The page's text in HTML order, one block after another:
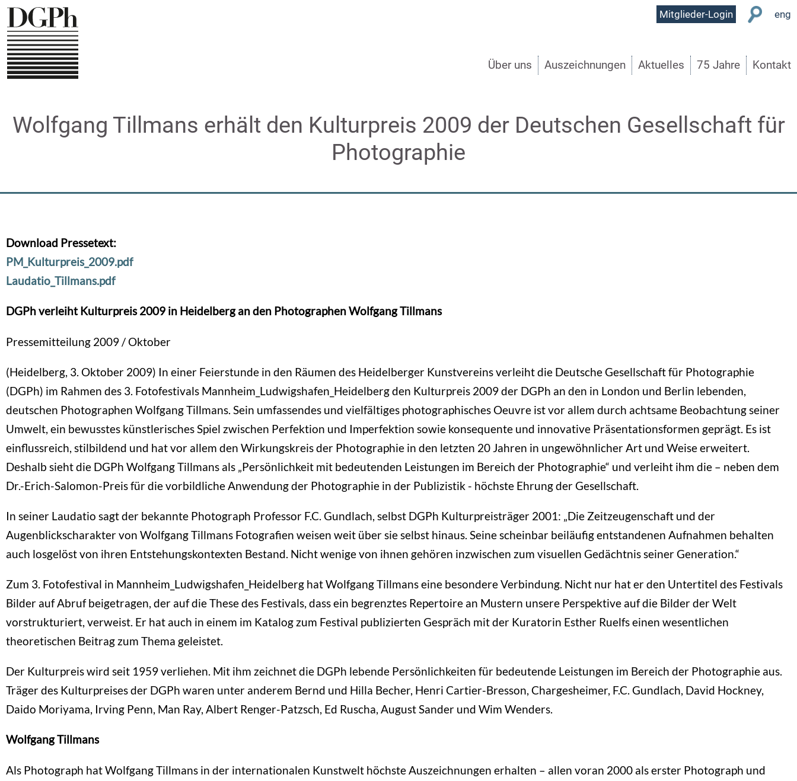
Direkt
zum
Inhalt
User
Mitglieder-Login eng
Über uns Auszeichnungen Aktuelles 75 Jahre Kontakt
Wolfgang Tillmans erhält den Kulturpreis 2009 der Deutschen Gesellschaft für
Photographie
Download Pressetext:
PM_Kulturpreis_2009.pdf
Laudatio_Tillmans.pdf
DGPh verleiht Kulturpreis 2009 in Heidelberg an den Photographen Wolfgang Tillmans
Pressemitteilung 2009 / Oktober
(Heidelberg, 3. Oktober 2009) In einer Feierstunde in den Räumen des Heidelberger Kunstvereins verleiht die Deutsche Gesellschaft für Photographie
(DGPh) im Rahmen des 3. Fotofestivals Mannheim_Ludwigshafen_Heidelberg den Kulturpreis 2009 der DGPh an den in London und Berlin lebenden,
deutschen Photographen Wolfgang Tillmans. Sein umfassendes und vielfältiges photographisches Oeuvre ist vor allem durch achtsame Beobachtung seiner
Umwelt, ein bewusstes künstlerisches Spiel zwischen Perfektion und Imperfektion sowie konsequente und innovative Präsentationsformen geprägt. Es ist
einflussreich, stilbildend und hat vor allem den Wirkungskreis der Photographie in den letzten 20 Jahren in ungewöhnlicher Art und Weise erweitert.
Deshalb sieht die DGPh Wolfgang Tillmans als „Persönlichkeit mit bedeutenden Leistungen im Bereich der Photographie“ und verleiht ihm die – neben dem
Dr.-Erich-Salomon-Preis für die vorbildliche Anwendung der Photographie in der Publizistik - höchste Ehrung der Gesellschaft.
In seiner Laudatio sagt der bekannte Photograph Professor F.C. Gundlach, selbst DGPh Kulturpreisträger 2001: „Die Zeitzeugenschaft und der
Augenblickscharakter von Wolfgang Tillmans Fotografien weisen weit über sie selbst hinaus. Seine scheinbar beiläufig entstandenen Aufnahmen behalten
auch losgelöst von ihren Entstehungskontexten Bestand. Nicht wenige von ihnen gehören inzwischen zum visuellen Gedächtnis seiner Generation.“
Zum 3. Fotofestival in Mannheim_Ludwigshafen_Heidelberg hat Wolfgang Tillmans eine besondere Verbindung. Nicht nur hat er den Untertitel des Festivals
Bilder auf Abruf beigetragen, der auf die These des Festivals, dass ein begrenztes Repertoire an Mustern unsere Perspektive auf die Bilder der Welt
vorstrukturiert, verweist. Er hat auch in einem im Katalog zum Festival publizierten Gespräch mit der Kuratorin Esther Ruelfs einen wesentlichen
theoretischen Beitrag zum Thema geleistet.
Der Kulturpreis wird seit 1959 verliehen. Mit ihm zeichnet die DGPh lebende Persönlichkeiten für bedeutende Leistungen im Bereich der Photographie aus.
Träger des Kulturpreises der DGPh waren unter anderem Bernd und Hilla Becher, Henri Cartier-Bresson, Chargesheimer, F.C. Gundlach, David Hockney,
Daido Moriyama, Irving Penn, Man Ray, Albert Renger-Patzsch, Ed Ruscha, August Sander und Wim Wenders.
Wolfgang Tillmans
Als Photograph hat Wolfgang Tillmans in der internationalen Kunstwelt höchste Auszeichnungen erhalten – allen voran 2000 als erster Photograph und